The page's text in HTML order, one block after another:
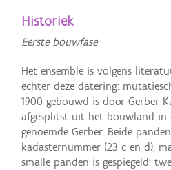
Historiek
Eerste bouwfase
Het ensemble is volgens
echter deze datering:
1900 gebouwd is door Gerber
afgesplitst uit het bouwland in
genoemde Gerber. Beide
kadasternummer (23 c en d),
smalle panden is gespiegeld: